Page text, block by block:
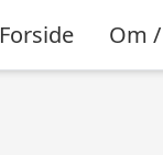
Forside Om